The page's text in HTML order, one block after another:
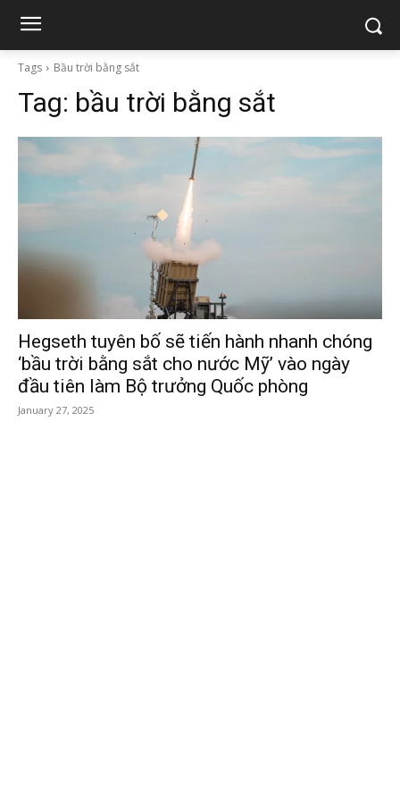
Tags Bầu trời bằng sắt
Tag: bầu trời bằng sắt
Hegseth tuyên bố sẽ tiến hành nhanh chóng
‘bầu trời bằng sắt cho nước Mỹ’ vào ngày
đầu tiên làm Bộ trưởng Quốc phòng
January 27, 2025